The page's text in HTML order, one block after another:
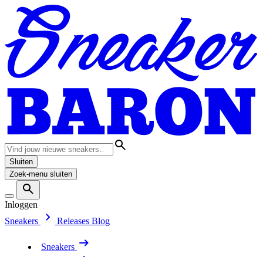
Sluiten
Zoek-menu sluiten
Inloggen
Sneakers
Releases Blog
Sneakers